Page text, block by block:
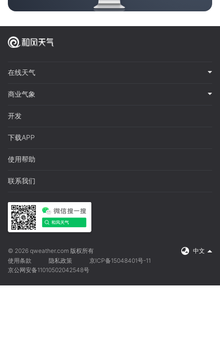
在线天气
商业气象
开发
下载APP
使用帮助
联系我们
© 2026 qweather.com 版权所有
中文
使用条款
隐私政策
京ICP备15048401号-11
京公网安备11010502042548号